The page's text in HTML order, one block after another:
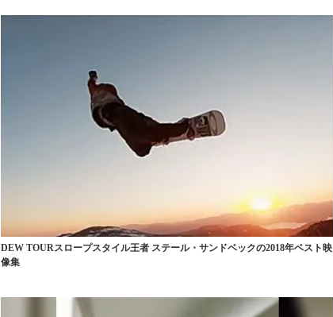
DEW TOURスロープスタイル王者 ステール・サンドベックの2018年ベスト映
像集